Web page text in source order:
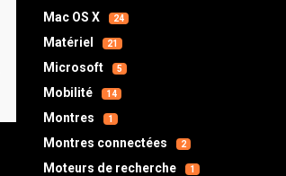
Mac OS X 24
Matériel 21
Microsoft 5
Mobilité 14
Montres 1
Montres connectées 2
Moteurs de recherche 1